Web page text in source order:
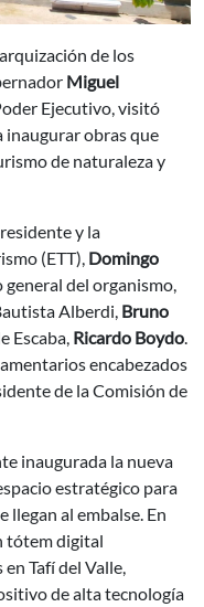
de los
Miguel
Ejecutivo, visitó
inaugurar obras que
de naturaleza y
y la
(ETT), Domingo
general del organismo,
Alberdi, Bruno
Escaba, Ricardo Boydo
encabezados
de la Comisión de
inaugurada la nueva
estratégico para
llegan al embalse. En
tótem digital
Tafí del Valle,
de alta tecnología